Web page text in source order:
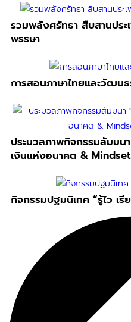
รวมพลังศรัทธา สืบสานปร
พรรษา
การสอนภาษาไทยและวัฒน
ประมวลภาพกิจกรรมสัมมนา
เงินแห่งอนาคต &
กิจกรรมปฐมนิเทศ “รู้ไว เรี